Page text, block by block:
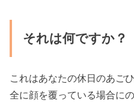
それは何ですか？
これはあなたの休日のあご
全に顔を覆っている場合に